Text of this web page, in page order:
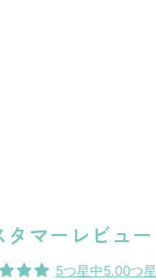
タマーレビュー
5つ星中5.00つ星